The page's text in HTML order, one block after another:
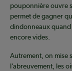
pouponnière ouvre
permet de gagner
dindonneaux quand
encore vides.
Autrement, on mise
l’abreuvement, les